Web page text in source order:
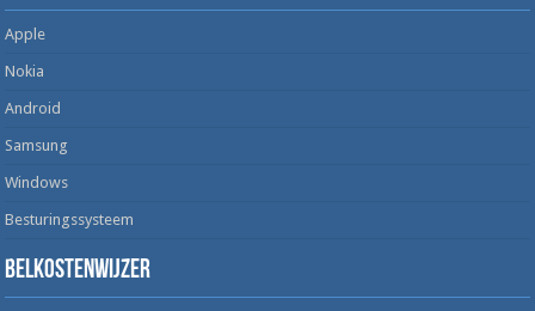
Apple
Nokia
Android
Samsung
Windows
Besturingssysteem
Belkostenwijzer